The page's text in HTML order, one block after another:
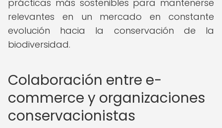
prácticas más sostenibles para mantenerse
relevantes en un mercado en constante
evolución hacia la conservación de la
biodiversidad.
Colaboración entre e-
commerce y organizaciones
conservacionistas